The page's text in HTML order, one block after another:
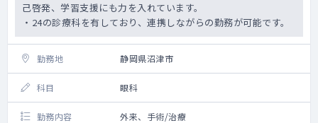
己啓発、学習支援にも力を入れています。
・24の診療科を有しており、連携しながらの勤務が可能です。
勤務地 静岡県沼津市
科目 眼科
勤務内容 外来、手術/治療